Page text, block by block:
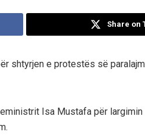
Share on
shtyrjen e protestës së
Isa Mustafa për